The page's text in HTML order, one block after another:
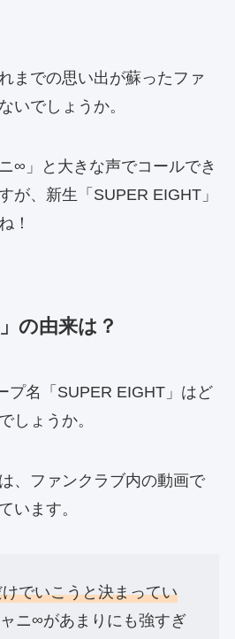
までの思い出が蘇ったファ
いでしょうか。
∞」と大きな声でコールでき
が、新生「SUPER EIGHT」
！
の由来は？
プ名「SUPER EIGHT」はど
しょうか。
、ファンクラブ内の動画で
います。
でいこうと決まってい
ニ∞があまりにも強すぎ